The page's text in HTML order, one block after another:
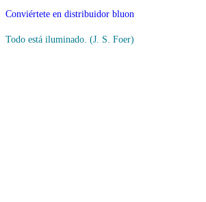
Conviértete en distribuidor bluon
Todo está iluminado. (J. S. Foer)